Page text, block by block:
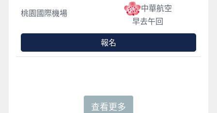
桃園國際機場
中華航空
早去午回
報名
查看更多